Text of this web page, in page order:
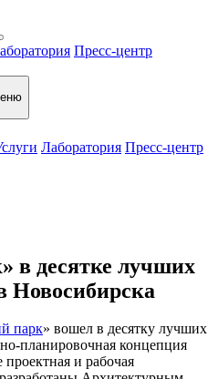
Пресс-центр
Лаборатория Пресс-центр
в десятке лучших
Новосибирска
парк» вошел в десятку лучших
планировочная концепция
проектная и рабочая